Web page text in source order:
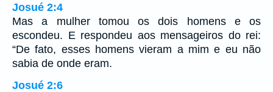
Josué 2:4
Mas a mulher tomou os dois homens e os
escondeu. E respondeu aos mensageiros do rei:
“De fato, esses homens vieram a mim e eu não
sabia de onde eram.
Josué 2:6